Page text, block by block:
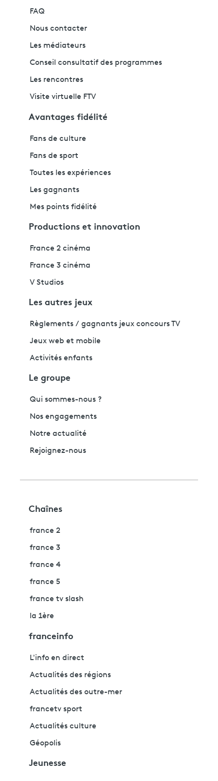
FAQ
Nous contacter
Les médiateurs
Conseil consultatif des programmes
Les rencontres
Visite virtuelle FTV
Avantages fidélité
Fans de culture
Fans de sport
Toutes les expériences
Les gagnants
Mes points fidélité
Productions et innovation
France 2 cinéma
France 3 cinéma
V Studios
Les autres jeux
Règlements / gagnants jeux concours TV
Jeux web et mobile
Activités enfants
Le groupe
Qui sommes-nous ?
Nos engagements
Notre actualité
Rejoignez-nous
Chaînes
france 2
france 3
france 4
france 5
france tv slash
la 1ère
franceinfo
L'info en direct
Actualités des régions
Actualités des outre-mer
francetv sport
Actualités culture
Géopolis
Jeunesse